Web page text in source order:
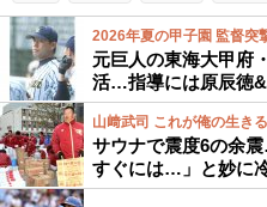
2026年夏の甲子園 監督突
元巨人の東海大甲府
活…指導には原辰徳
山﨑武司 これが俺の生き
サウナで震度6の余
すぐには…」と妙に